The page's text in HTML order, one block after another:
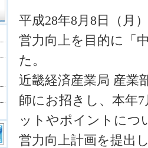
平成28年8月8日（月
営力向上を目的に「
た。
近畿経済産業局 産業
師にお招きし、本年
ットやポイントにつ
営力向上計画を提出